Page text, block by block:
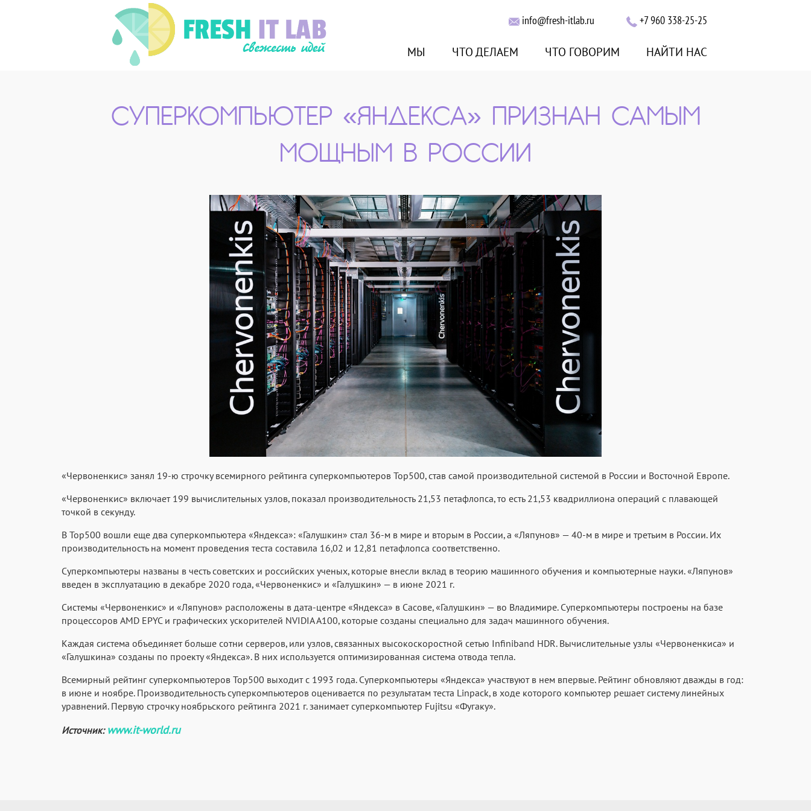
info@fresh-itlab.ru +7 960 338-25-25
МЫ ЧТО ДЕЛАЕМ ЧТО ГОВОРИМ НАЙТИ НАС
СУПЕРКОМПЬЮТЕР «ЯНДЕКСА» ПРИЗНАН САМЫМ
МОЩНЫМ В РОССИИ
«Червоненкис» занял 19-ю строчку всемирного рейтинга суперкомпьютеров Top500, став самой производительной системой в России и Восточной Европе.
«Червоненкис» включает 199 вычислительных узлов, показал производительность 21,53 петафлопса, то есть 21,53 квадриллиона операций с плавающей
точкой в секунду.
В Top500 вошли еще два суперкомпьютера «Яндекса»: «Галушкин» стал 36-м в мире и вторым в России, а «Ляпунов» — 40-м в мире и третьим в России. Их
производительность на момент проведения теста составила 16,02 и 12,81 петафлопса соответственно.
Суперкомпьютеры названы в честь советских и российских ученых, которые внесли вклад в теорию машинного обучения и компьютерные науки. «Ляпунов»
введен в эксплуатацию в декабре 2020 года, «Червоненкис» и «Галушкин» — в июне 2021 г.
Системы «Червоненкис» и «Ляпунов» расположены в дата-центре «Яндекса» в Сасове, «Галушкин» — во Владимире. Суперкомпьютеры построены на базе
процессоров AMD EPYC и графических ускорителей NVIDIA A100, которые созданы специально для задач машинного обучения.
Каждая система объединяет больше сотни серверов, или узлов, связанных высокоскоростной сетью Infiniband HDR. Вычислительные узлы «Червоненкиса» и
«Галушкина» созданы по проекту «Яндекса». В них используется оптимизированная система отвода тепла.
Всемирный рейтинг суперкомпьютеров Top500 выходит с 1993 года. Суперкомпьютеры «Яндекса» участвуют в нем впервые. Рейтинг обновляют дважды в год:
в июне и ноябре. Производительность суперкомпьютеров оценивается по результатам теста Linpack, в ходе которого компьютер решает систему линейных
уравнений. Первую строчку ноябрьского рейтинга 2021 г. занимает суперкомпьютер Fujitsu «Фугаку».
Источник: www.it-world.ru